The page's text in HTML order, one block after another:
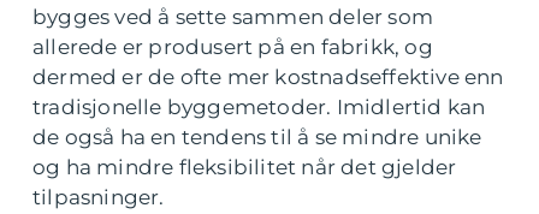
bygges ved å sette sammen deler som
allerede er produsert på en fabrikk, og
dermed er de ofte mer kostnadseffektive enn
tradisjonelle byggemetoder. Imidlertid kan
de også ha en tendens til å se mindre unike
og ha mindre fleksibilitet når det gjelder
tilpasninger.